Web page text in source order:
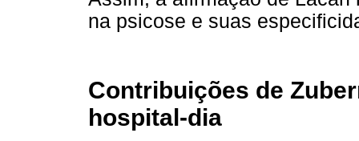
na psicose e suas
Contribuições de
hospital-dia